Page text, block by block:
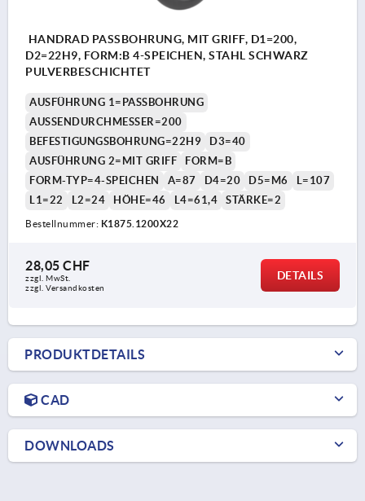
HANDRAD PASSBOHRUNG, MIT GRIFF, D1=200,
D2=22H9, FORM:B 4-SPEICHEN, STAHL SCHWARZ
PULVERBESCHICHTET
AUSFÜHRUNG 1=PASSBOHRUNG
AUSSENDURCHMESSER=200
BEFESTIGUNGSBOHRUNG=22H9
D3=40
AUSFÜHRUNG 2=MIT GRIFF
FORM=B
FORM-TYP=4-SPEICHEN
A=87 D4=20 D5=M6
L=107
L1=22
L2=24 HÖHE=46 L4=61,4 STÄRKE=2
Bestellnummer: K1875.1200X22
28,05 CHF
zzgl. MwSt.
zzgl. Versandkosten
DETAILS
PRODUKTDETAILS
CAD
DOWNLOADS